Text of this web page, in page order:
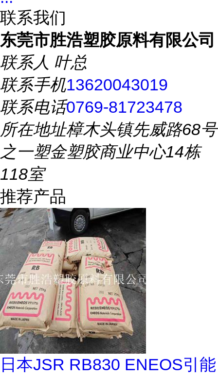
联系我们
东莞市胜浩塑胶原料有限公司
联系人 叶总
联系手机13620043019
联系电话0769-81723478
所在地址樟木头镇先威路68号
之一塑金塑胶商业中心14栋
118室
推荐产品
日本JSR RB830 ENEOS引能